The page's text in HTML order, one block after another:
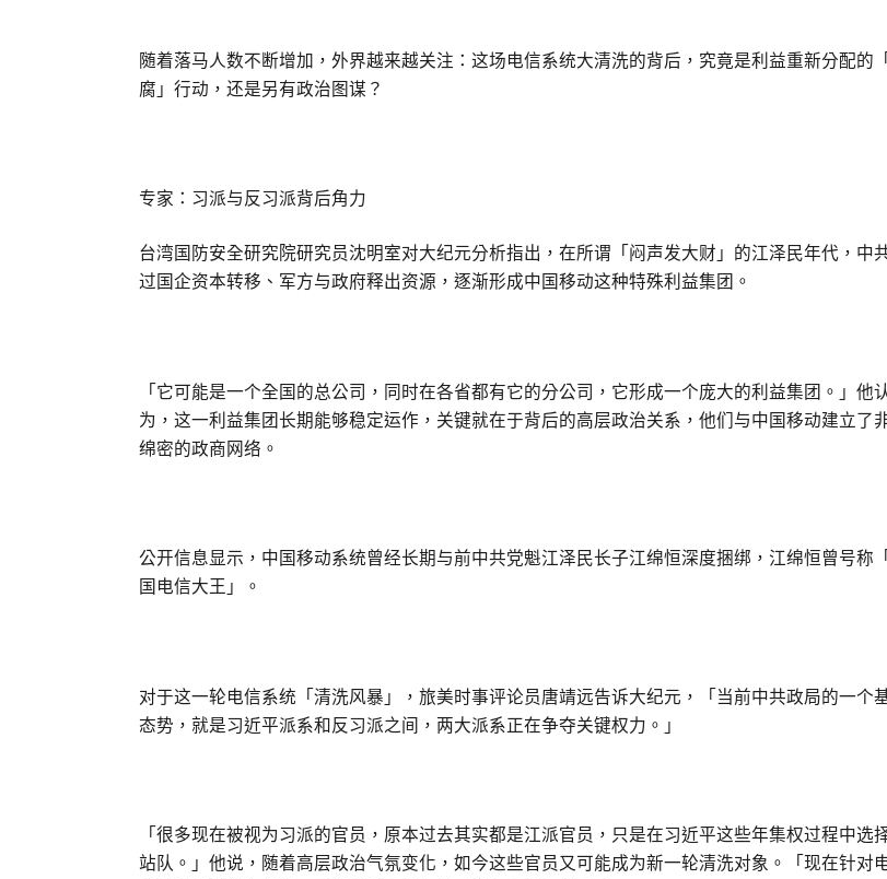
随着落马人数不断增加，外界越来越关注：这场电信系统大清洗的背后，究竟是利益重新分配的
腐」行动，还是另有政治图谋？
专家：习派与反习派背后角力
台湾国防安全研究院研究员沈明室对大纪元分析指出，在所谓「闷声发大财」的江泽民年代，中
过国企资本转移、军方与政府释出资源，逐渐形成中国移动这种特殊利益集团。
「它可能是一个全国的总公司，同时在各省都有它的分公司，它形成一个庞大的利益集团。」他
为，这一利益集团长期能够稳定运作，关键就在于背后的高层政治关系，他们与中国移动建立了
绵密的政商网络。
公开信息显示，中国移动系统曾经长期与前中共党魁江泽民长子江绵恒深度捆绑，江绵恒曾号称
国电信大王」。
对于这一轮电信系统「清洗风暴」，旅美时事评论员唐靖远告诉大纪元，「当前中共政局的一个
态势，就是习近平派系和反习派之间，两大派系正在争夺关键权力。」
「很多现在被视为习派的官员，原本过去其实都是江派官员，只是在习近平这些年集权过程中选
站队。」他说，随着高层政治气氛变化，如今这些官员又可能成为新一轮清洗对象。「现在针对